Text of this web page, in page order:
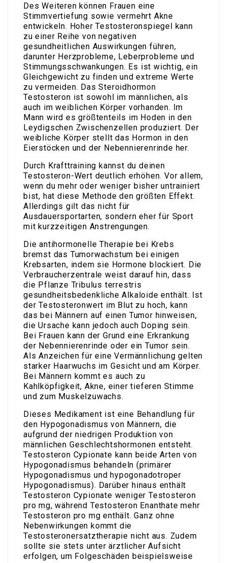
Des Weiteren können Frauen eine
Stimmvertiefung sowie vermehrt Akne
entwickeln. Hoher Testosteronspiegel kann
zu einer Reihe von negativen
gesundheitlichen Auswirkungen führen,
darunter Herzprobleme, Leberprobleme und
Stimmungsschwankungen. Es ist wichtig, ein
Gleichgewicht zu finden und extreme Werte
zu vermeiden. Das Steroidhormon
Testosteron ist sowohl im männlichen, als
auch im weiblichen Körper vorhanden. Im
Mann wird es größtenteils im Hoden in den
Leydigschen Zwischenzellen produziert. Der
weibliche Körper stellt das Hormon in den
Eierstöcken und der Nebennierenrinde her.
Durch Krafttraining kannst du deinen
Testosteron-Wert deutlich erhöhen. Vor allem,
wenn du mehr oder weniger bisher untrainiert
bist, hat diese Methode den größten Effekt.
Allerdings gilt das nicht für
Ausdauersportarten, sondern eher für Sport
mit kurzzeitigen Anstrengungen.
Die antihormonelle Therapie bei Krebs
bremst das Tumorwachstum bei einigen
Krebsarten, indem sie Hormone blockiert. Die
Verbraucherzentrale weist darauf hin, dass
die Pflanze Tribulus terrestris
gesundheitsbedenkliche Alkaloide enthält. Ist
der Testosteronwert im Blut zu hoch, kann
das bei Männern auf einen Tumor hinweisen,
die Ursache kann jedoch auch Doping sein.
Bei Frauen kann der Grund eine Erkrankung
der Nebennierenrinde oder ein Tumor sein.
Als Anzeichen für eine Vermännlichung gelten
starker Haarwuchs im Gesicht und am Körper.
Bei Männern kommt es auch zu
Kahlköpfigkeit, Akne, einer tieferen Stimme
und zum Muskelzuwachs.
Dieses Medikament ist eine Behandlung für
den Hypogonadismus von Männern, die
aufgrund der niedrigen Produktion von
männlichen Geschlechtshormonen entsteht.
Testosteron Cypionate kann beide Arten von
Hypogonadismus behandeln (primärer
Hypogonadismus und hypogonadotroper
Hypogonadismus). Darüber hinaus enthält
Testosteron Cypionate weniger Testosteron
pro mg, während Testosteron Enanthate mehr
Testosteron pro mg enthält. Ganz ohne
Nebenwirkungen kommt die
Testosteronersatztherapie nicht aus. Zudem
sollte sie stets unter ärztlicher Aufsicht
erfolgen, um Folgeschäden beispielsweise